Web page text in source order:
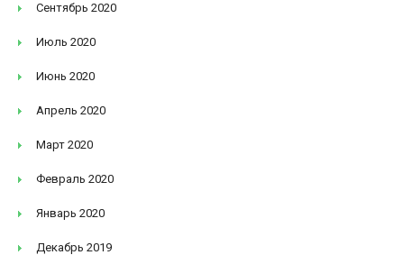
Сентябрь 2020
Июль 2020
Июнь 2020
Апрель 2020
Март 2020
Февраль 2020
Январь 2020
Декабрь 2019